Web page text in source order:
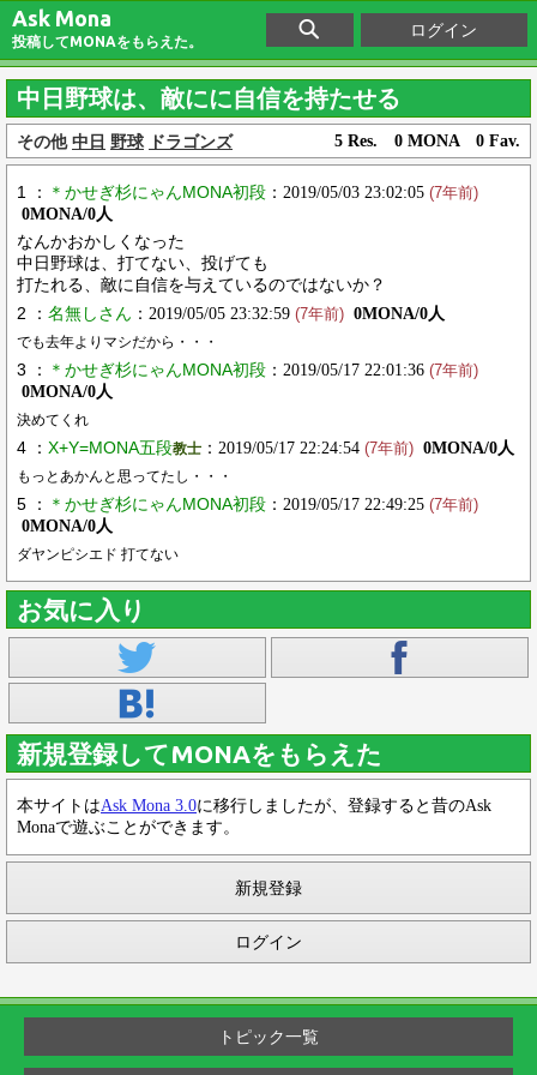
Ask Mona
投稿してMONAをもらえた。
ログイン
中日野球は、敵にに自信を持たせる
その他 中日 野球 ドラゴンズ 5 Res. 0 MONA 0 Fav.
1 ： ＊かせぎ杉にゃんMONA初段 ：2019/05/03 23:02:05 (7年前)
0MONA/0人
なんかおかしくなった
中日野球は、打てない、投げても
打たれる、敵に自信を与えているのではないか？
2 ： 名無しさん ：2019/05/05 23:32:59 (7年前) 0MONA/0人
でも去年よりマシだから・・・
3 ： ＊かせぎ杉にゃんMONA初段 ：2019/05/17 22:01:36 (7年前)
0MONA/0人
決めてくれ
4 ： X+Y=MONA五段教士 ：2019/05/17 22:24:54 (7年前) 0MONA/0人
もっとあかんと思ってたし・・・
5 ： ＊かせぎ杉にゃんMONA初段 ：2019/05/17 22:49:25 (7年前)
0MONA/0人
ダヤンピシエド 打てない
お気に入り
新規登録してMONAをもらえた
本サイトはAsk Mona 3.0に移行しましたが、登録すると昔のAsk
Monaで遊ぶことができます。
新規登録
ログイン
トピック一覧